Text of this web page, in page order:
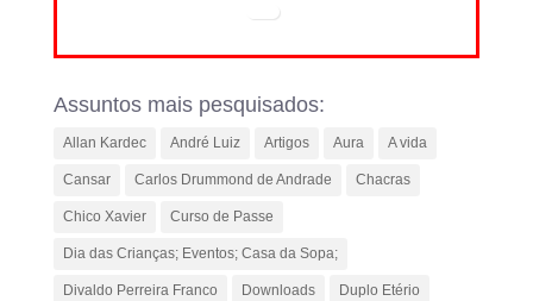
Assuntos mais pesquisados:
Allan Kardec André Luiz Artigos Aura A vida
Cansar Carlos Drummond de Andrade Chacras
Chico Xavier Curso de Passe
Dia das Crianças; Eventos; Casa da Sopa;
Divaldo Perreira Franco Downloads Duplo Etério